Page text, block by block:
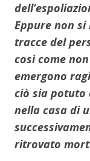
Eppure non si
tracce del
così come non
emergono
ciò sia potuto
nella casa di
ritrovato